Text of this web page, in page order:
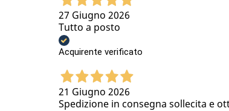
27 Giugno 2026
Tutto a posto
Acquirente verificato
21 Giugno 2026
Spedizione in consegna sollecita e